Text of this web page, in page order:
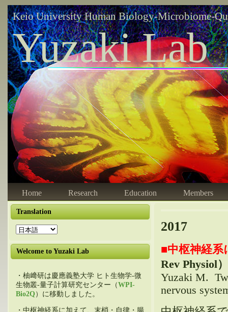
Keio University Human Biology-Microbiome-
Yuzaki Lab
Home Research Education Members
Translation
Welcome to Yuzaki Lab
・柚﨑研は慶應義塾大学 ヒト生物学-微
生物叢-量子計算研究センター（WPI-
Bio2Q）に移動しました。
・中枢神経系に加えて、末梢・自律・腸
2017
■中枢神経
Rev Physiol）
Yuzaki M.
nervous